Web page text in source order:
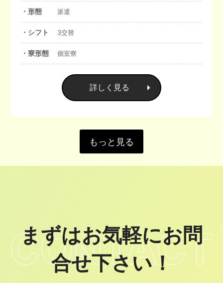
・形態 派遣
・シフト 3交替
・寮形態 個室寮
詳しく見る
もっと見る
まずはお気軽にお問
合せ下さい！